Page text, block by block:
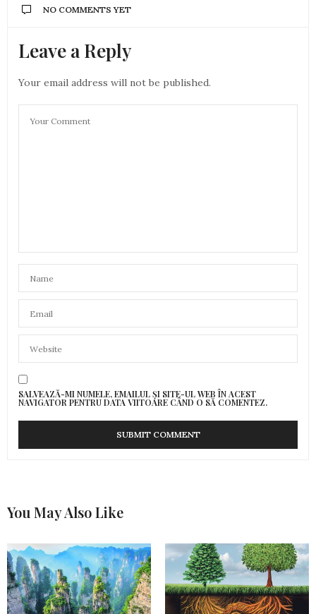
NO COMMENTS YET
Leave a Reply
Your email address will not be published.
SALVEAZĂ-MI NUMELE, EMAILUL ȘI SITE-UL WEB ÎN ACEST
NAVIGATOR PENTRU DATA VIITOARE CÂND O SĂ COMENTEZ.
You May Also Like